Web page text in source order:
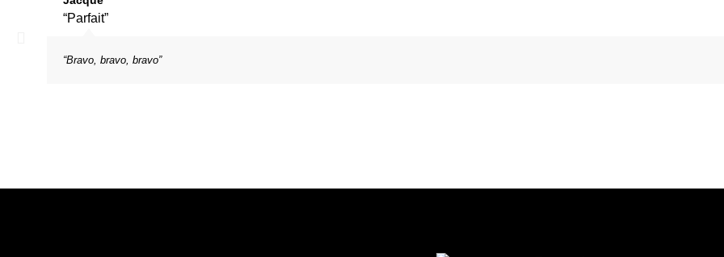
“Bravo, bravo, bravo”
“Parfait”